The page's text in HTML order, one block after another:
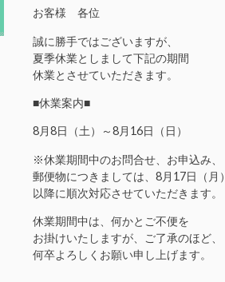
お客様 各位
誠に勝手ではございますが、
夏季休業としまして下記の期間
休業とさせていただきます。
■休業案内■
8月8日（土）～8月16日（日）
※休業期間中のお問合せ、お申込み、
郵便物につきましては、8月17日（月）
以降に順次対応させていただきます。
休業期間中は、何かとご不便を
お掛けいたしますが、ご了承のほど、
何卒よろしくお願い申し上げます。